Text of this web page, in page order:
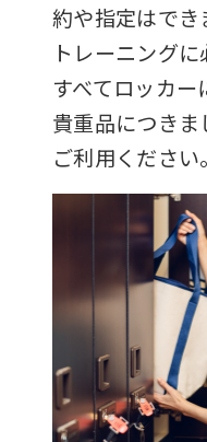
約や指定はでき
トレーニング
すべてロッカー
貴重品につき
ご利用ください。